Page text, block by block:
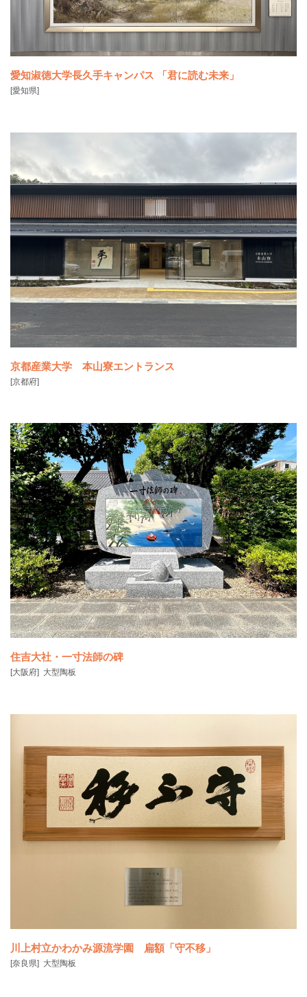
愛知淑徳大学長久手キャンパス 「君に読む未来」
[愛知県]
京都産業大学 本山寮エントランス
[京都府]
住吉大社・一寸法師の碑
[大阪府] 大型陶板
川上村立かわかみ源流学園 扁額「守不移」
[奈良県] 大型陶板